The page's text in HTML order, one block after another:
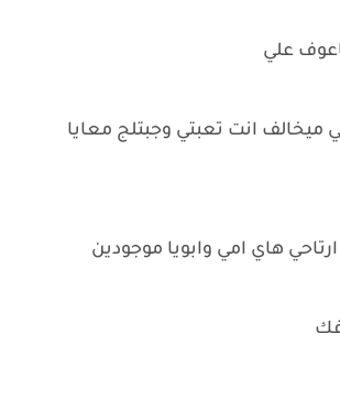
علي
ميخالف انت تعبتي وجبتلج معايا
هاي امي وابويا موجودين